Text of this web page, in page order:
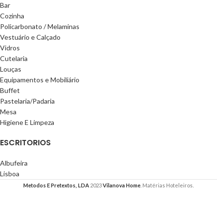
Bar
Cozinha
Policarbonato / Melaminas
Vestuário e Calçado
Vidros
Cutelaria
Louças
Equipamentos e Mobiliário
Buffet
Pastelaria/Padaria
Mesa
Higiene E Limpeza
ESCRITORIOS
Albufeira
Lisboa
Metodos E Pretextos, LDA 2023Vilanova Home . Matérias Hoteleiros.